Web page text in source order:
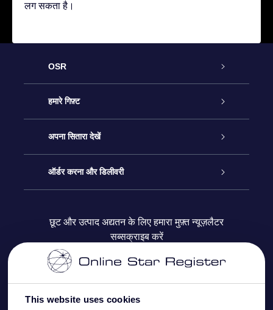
This website uses cookies
लग सकता है।
OSR
ग्राहक सेवा
हमसे संपर्क करें
ब्लॉग
हमारे गिफ़्ट
ऑनलाइन स्टार गिफ़्ट
OSR गिफ़्ट पैक
कॉर्पोरेट उपहार
अपना सितारा देखें
स्टार रजिस्टर
स्टार पेज को अपनी पसंद के मुताबिक तैयार करें
वन मिलियन स्टार्स
ऑर्डर करना और डिलीवरी
भुगतान जानकारी
शिपिंग जानकारी
छूट और उत्पाद अद्यतन के लिए हमारा मुफ़्त न्यूज़लैटर
सब्सक्राइब करें